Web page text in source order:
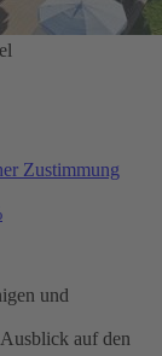
Zustimmung
und
auf den